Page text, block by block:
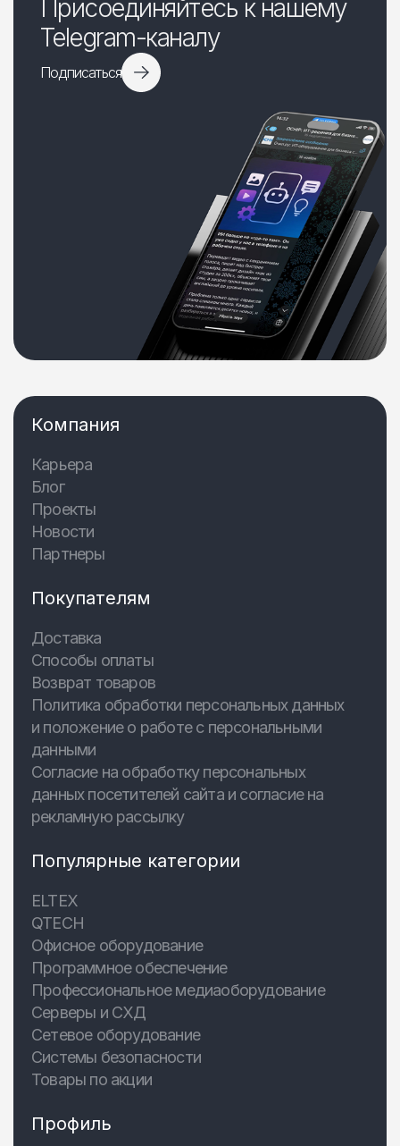
Присоединяйтесь к нашему
Telegram-каналу
Подписаться
Компания
Карьера
Блог
Проекты
Новости
Партнеры
Покупателям
Доставка
Способы оплаты
Возврат товаров
Политика обработки персональных данных
и положение о работе с персональными
данными
Согласие на обработку персональных
данных посетителей сайта и согласие на
рекламную рассылку
Популярные категории
ELTEX
QTECH
Офисное оборудование
Программное обеспечение
Профессиональное медиаоборудование
Серверы и СХД
Сетевое оборудование
Системы безопасности
Товары по акции
Профиль